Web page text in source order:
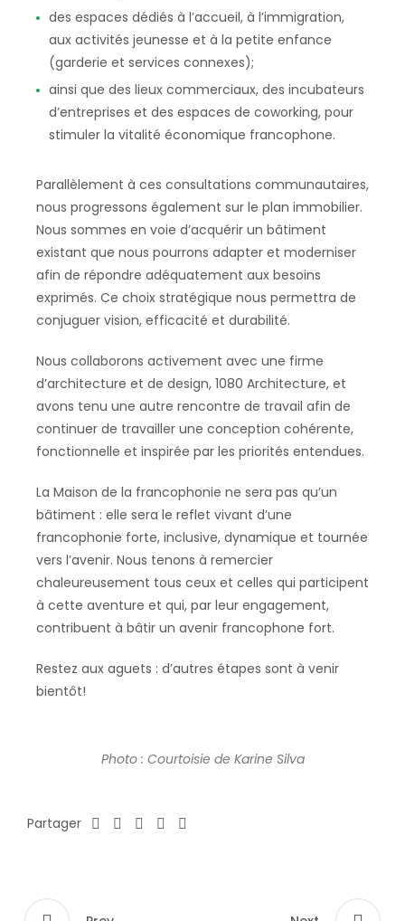
des espaces dédiés à l’accueil, à l’immigration,
aux activités jeunesse et à la petite enfance
(garderie et services connexes);
ainsi que des lieux commerciaux, des incubateurs
d’entreprises et des espaces de coworking, pour
stimuler la vitalité économique francophone.
Parallèlement à ces consultations communautaires,
nous progressons également sur le plan immobilier.
Nous sommes en voie d’acquérir un bâtiment
existant que nous pourrons adapter et moderniser
afin de répondre adéquatement aux besoins
exprimés. Ce choix stratégique nous permettra de
conjuguer vision, efficacité et durabilité.
Nous collaborons activement avec une firme
d’architecture et de design, 1080 Architecture, et
avons tenu une autre rencontre de travail afin de
continuer de travailler une conception cohérente,
fonctionnelle et inspirée par les priorités entendues.
La Maison de la francophonie ne sera pas qu’un
bâtiment : elle sera le reflet vivant d’une
francophonie forte, inclusive, dynamique et tournée
vers l’avenir. Nous tenons à remercier
chaleureusement tous ceux et celles qui participent
à cette aventure et qui, par leur engagement,
contribuent à bâtir un avenir francophone fort.
Restez aux aguets : d’autres étapes sont à venir
bientôt!
Photo : Courtoisie de Karine Silva
Partager